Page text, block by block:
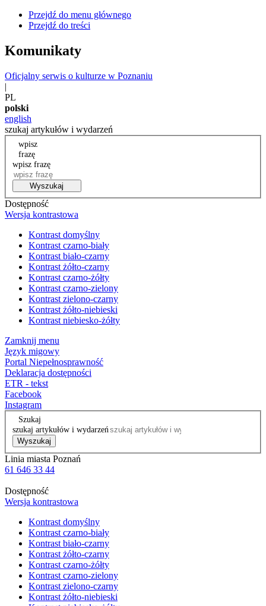
Przejdź do menu głównego
Przejdź do treści
Komunikaty
Oficjalny serwis o kulturze w Poznaniu
|
PL
polski
english
szukaj artykułów i wydarzeń
wpisz
frazę
wpisz frazę
Wyszukaj
Dostępność
Wersja kontrastowa
Kontrast domyślny
Kontrast czarno-biały
Kontrast biało-czarny
Kontrast żółto-czarny
Kontrast czarno-żółty
Kontrast czarno-zielony
Kontrast zielono-czarny
Kontrast żółto-niebieski
Kontrast niebiesko-żółty
Zamknij menu
Język migowy
Portal Niepełnosprawność
Deklaracja dostępności
ETR - tekst
Facebook
Instagram
Szukaj
szukaj artykułów i wydarzeń
Wyszukaj
Linia miasta Poznań
61 646 33 44
Dostępność
Wersja kontrastowa
Kontrast domyślny
Kontrast czarno-biały
Kontrast biało-czarny
Kontrast żółto-czarny
Kontrast czarno-żółty
Kontrast czarno-zielony
Kontrast zielono-czarny
Kontrast żółto-niebieski